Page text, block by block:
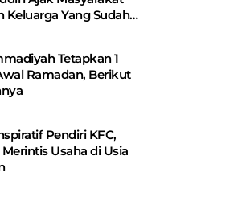
Keluarga Yang Sudah
Tetapkan 1
Ramadan, Berikut
Pendiri KFC,
Usaha di Usia